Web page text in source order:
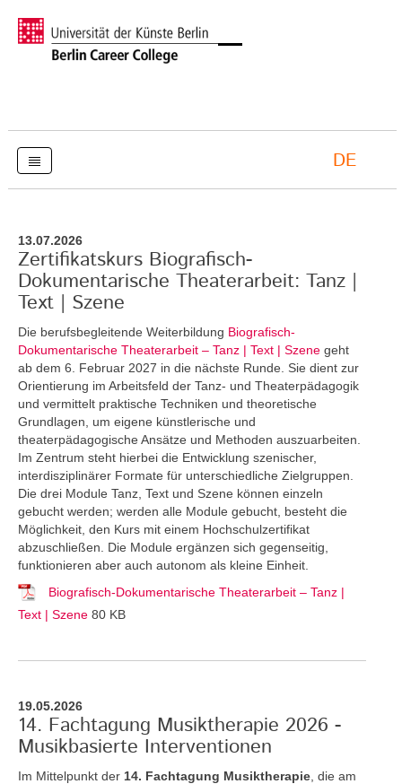
DE
13.07.2026
Zertifikatskurs Biografisch-
Dokumentarische Theaterarbeit: Tanz |
Text | Szene
Die berufsbegleitende Weiterbildung Biografisch-
Dokumentarische Theaterarbeit – Tanz | Text | Szene geht
ab dem 6. Februar 2027 in die nächste Runde. Sie dient zur
Orientierung im Arbeitsfeld der Tanz- und Theaterpädagogik
und vermittelt praktische Techniken und theoretische
Grundlagen, um eigene künstlerische und
theaterpädagogische Ansätze und Methoden auszuarbeiten.
Im Zentrum steht hierbei die Entwicklung szenischer,
interdisziplinärer Formate für unterschiedliche Zielgruppen.
Die drei Module Tanz, Text und Szene können einzeln
gebucht werden; werden alle Module gebucht, besteht die
Möglichkeit, den Kurs mit einem Hochschulzertifikat
abzuschließen. Die Module ergänzen sich gegenseitig,
funktionieren aber auch autonom als kleine Einheit.
Biografisch-Dokumentarische Theaterarbeit – Tanz |
Text | Szene 80 KB
19.05.2026
14. Fachtagung Musiktherapie 2026 -
Musikbasierte Interventionen
Im Mittelpunkt der 14. Fachtagung Musiktherapie , die am